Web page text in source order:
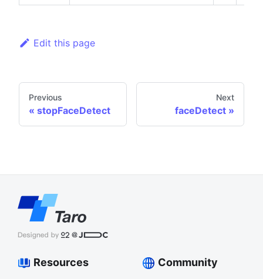
Edit this page
Previous
stopFaceDetect
Next
faceDetect
Resources Community